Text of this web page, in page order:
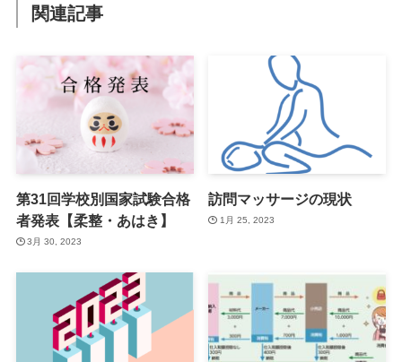
関連記事
第31回学校別国家試験合格
者発表【柔整・あはき】
3月 30, 2023
訪問マッサージの現状
1月 25, 2023